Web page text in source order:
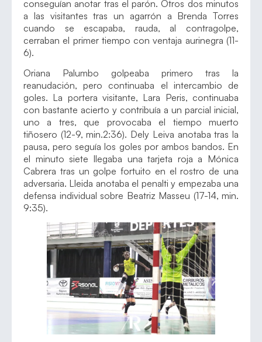
conseguían anotar tras el parón. Otros dos minutos
a las visitantes tras un agarrón a Brenda Torres
cuando se escapaba, rauda, al contragolpe,
cerraban el primer tiempo con ventaja aurinegra (11-
6).
Oriana Palumbo golpeaba primero tras la
reanudación, pero continuaba el intercambio de
goles. La portera visitante, Lara Peris, continuaba
con bastante acierto y contribuía a un parcial inicial,
uno a tres, que provocaba el tiempo muerto
tiñosero (12-9, min.2:36). Dely Leiva anotaba tras la
pausa, pero seguía los goles por ambos bandos. En
el minuto siete llegaba una tarjeta roja a Mónica
Cabrera tras un golpe fortuito en el rostro de una
adversaria. Lleida anotaba el penalti y empezaba una
defensa individual sobre Beatriz Masseu (17-14, min.
9:35).